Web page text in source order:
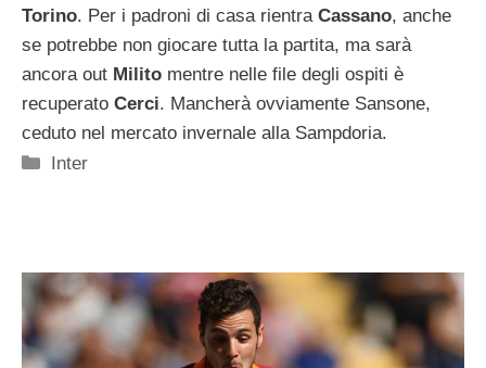
Torino. Per i padroni di casa rientra Cassano, anche
se potrebbe non giocare tutta la partita, ma sarà
ancora out Milito mentre nelle file degli ospiti è
recuperato Cerci. Mancherà ovviamente Sansone,
ceduto nel mercato invernale alla Sampdoria.
Categorie
Inter